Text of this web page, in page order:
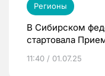
Регионы
В Сибирском
стартовала
11:40 / 01.07.25